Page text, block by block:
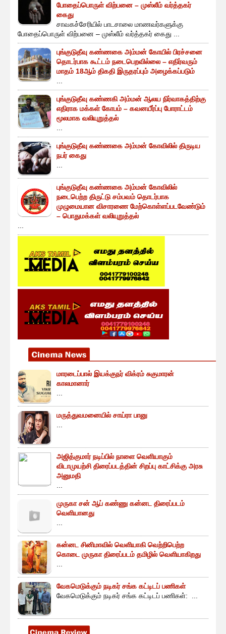
போதைப்பொருள் விற்பனை – முஸ்லீம் வர்த்தகர்
கைது
சாவகச்சேரியில் பாடசாலை மாணவர்களுக்கு
போதைப்பொருள் விற்பனை – முஸ்லீம் வர்த்தகர் கைது ...
புங்குடுதீவு கண்ணகை அம்மன் கோயில் பிரச்சனை
தொடர்பாக கூட்டம் நடைபெறவில்லை – எதிர்வரும்
மாதம் 18ஆம் திகதி இருதரப்பும் அழைக்கப்படும்
புங்குடுதீவு கண்ணகி அம்மன் ஆலய நிர்வாகத்திற்கு
எதிராக மக்கள் கோபம் – கவனயீர்ப்பு போராட்டம்
மூலமாக வலியுறுத்தல்
புங்குடுதீவு கண்ணகை அம்மன் கோவிலில் திருடிய
நபர் கைது
புங்குடுதீவு கண்ணகை அம்மன் கோவிலில்
நடைபெற்ற திருட்டு சம்பவம் தொடர்பாக
முழுமையான விசாரணை மேற்கொள்ளப்படவேண்டும்
– பொதுமக்கள் வலியுறுத்தல்
மாரடைப்பால் இயக்குநர் விக்ரம் சுகுமாரன்
காலமானார்
மருத்துவமனையில் சாய்ரா பானு
அஜித்குமார் நடிப்பில் நாளை வெளியாகும்
விடாமுயற்சி திரைப்படத்தின் சிறப்பு காட்சிக்கு அரசு
அனுமதி
முருகா சன் ஆப் கண்ணு கன்னட திரைப்படம்
வெளியானது
கன்னட சினிமாவில் வெளியாகி வெற்றிபெற்ற
கொடை முருகா திரைப்படம் தமிழில் வெளியாகிறது
வேகமெடுக்கும் நடிகர் சங்க கட்டிடப் பணிகள்
வேகமெடுக்கும் நடிகர் சங்க கட்டிடப் பணிகள்: ...